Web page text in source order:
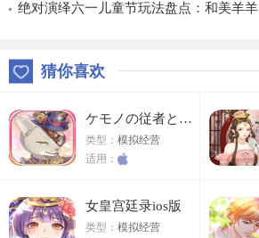
绝对演绎六一儿童节玩法盘点：和美羊羊
猜你喜欢
ケモノの従者と王子の花嫁ios版
类型： 模拟经营
适用：
女皇宫廷录ios版
类型： 模拟经营